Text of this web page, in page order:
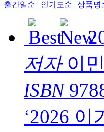
출간일순 | 인기도순 | 상품명
저자이
ISBN
‘2026